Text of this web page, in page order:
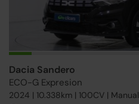
Dacia Sandero
ECO-G Expresion
2024 | 10.338km | 100CV | Manual